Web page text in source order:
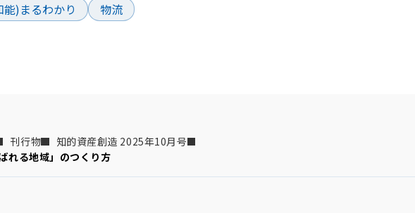
)まるわかり 物流
刊行物
知的資産創造 2025年10月号
れる地域」のつくり方